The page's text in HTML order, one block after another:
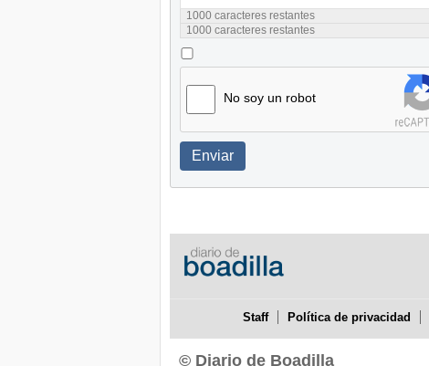
1000 caracteres restantes
1000 caracteres restantes
No soy un robot
Enviar
Staff Política de privacidad
© Diario de Boadilla